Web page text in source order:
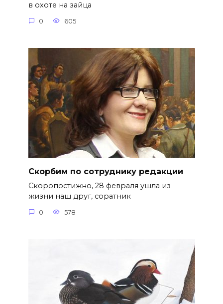
в охоте на зайца
0 605
Скорбим по сотруднику редакции
Скоропостижно, 28 февраля ушла из
жизни наш друг, соратник
0 578